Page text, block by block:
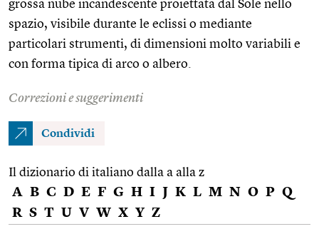
grossa nube incandescente proiettata dal Sole nello
spazio, visibile durante le eclissi o mediante
particolari strumenti, di dimensioni molto variabili e
con forma tipica di arco o albero.
Correzioni e suggerimenti
Condividi
Il dizionario di italiano dalla a alla z
A B C D E F G H I J K L M N O P Q
R S T U V W X Y Z